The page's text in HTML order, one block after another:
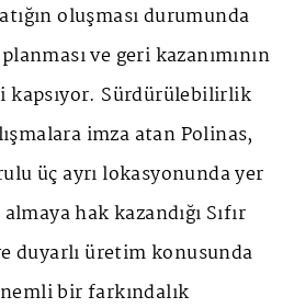
oluşması durumunda
ve geri kazanımının
kapsıyor. Sürdürülebilirlik
imza atan Polinas,
üç ayrı lokasyonunda yer
hak kazandığı Sıfır
duyarlı üretim konusunda
bir farkındalık